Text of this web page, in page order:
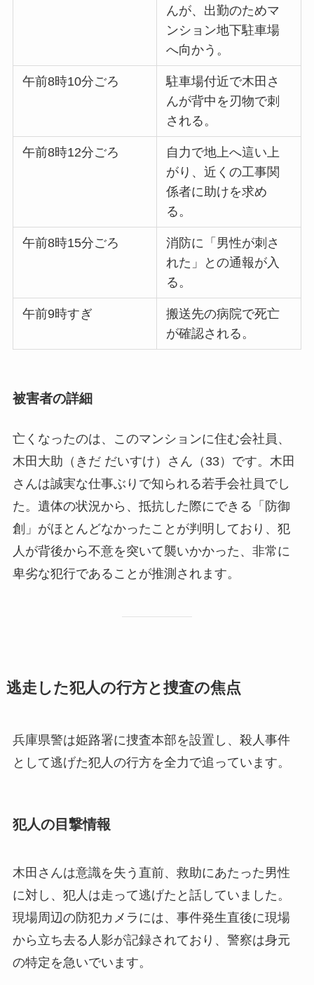
んが、出勤のためマ
ンション地下駐車場
へ向かう。
午前8時10分ごろ
駐車場付近で木田さ
んが背中を刃物で刺
される。
午前8時12分ごろ
自力で地上へ這い上
がり、近くの工事関
係者に助けを求め
る。
午前8時15分ごろ
消防に「男性が刺さ
れた」との通報が入
る。
午前9時すぎ
搬送先の病院で死亡
が確認される。
被害者の詳細
亡くなったのは、このマンションに住む会社員、
木田大助（きだ だいすけ）さん（33）です。木田
さんは誠実な仕事ぶりで知られる若手会社員でし
た。遺体の状況から、抵抗した際にできる「防御
創」がほとんどなかったことが判明しており、犯
人が背後から不意を突いて襲いかかった、非常に
卑劣な犯行であることが推測されます。
逃走した犯人の行方と捜査の焦点
兵庫県警は姫路署に捜査本部を設置し、殺人事件
として逃げた犯人の行方を全力で追っています。
犯人の目撃情報
木田さんは意識を失う直前、救助にあたった男性
に対し、犯人は走って逃げたと話していました。
現場周辺の防犯カメラには、事件発生直後に現場
から立ち去る人影が記録されており、警察は身元
の特定を急いでいます。